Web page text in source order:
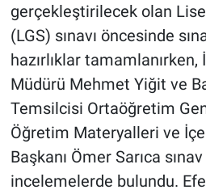
gerçekleştirilecek olan
(LGS) sınavı öncesinde
hazırlıklar
Müdürü Mehmet Yiğit ve
Temsilcisi Ortaöğretim
Öğretim Materyalleri ve
Başkanı Ömer Sarıca
incelemelerde bulundu.